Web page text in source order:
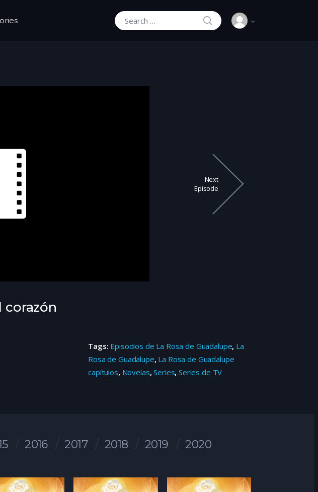
Search for:
SEARCH
Next
Episode
corazón
Tags: Episodios de La Rosa de Guadalupe, La
Rosa de Guadalupe, La Rosa de Guadalupe
capítulos, Novelas,Series,Series de TV
2016 2017 2018 2019
2020